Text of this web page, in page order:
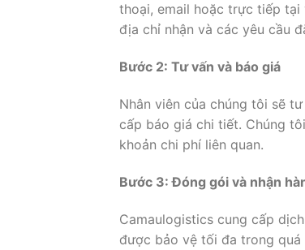
thoại, email hoặc trực tiếp tại
địa chỉ nhận và các yêu cầu
Bước 2: Tư vấn và báo giá
Nhân viên của chúng tôi sẽ
cấp báo giá chi tiết. Chúng
khoản chi phí liên quan.
Bước 3: Đóng gói và nhận
Camaulogistics cung cấp
được bảo vệ tối đa trong quá